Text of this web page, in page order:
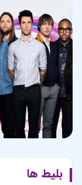
بلیط ها